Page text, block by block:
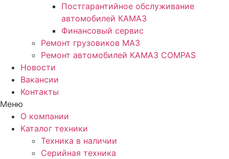
Постгарантийное обслуживание
автомобилей КАМАЗ
Финансовый сервис
Ремонт грузовиков МАЗ
Ремонт автомобилей КАМАЗ COMPAS
Новости
Вакансии
Контакты
Меню
О компании
Каталог техники
Техника в наличии
Серийная техника